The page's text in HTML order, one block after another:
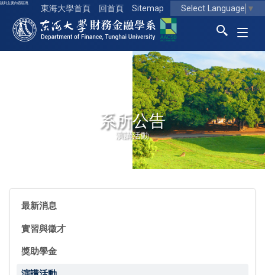
跳到主要內容區塊
東海大學首頁 回首頁 Sitemap Select Language ▼
東海大學logo
系所公告
演講活動
最新消息
實習與徵才
獎助學金